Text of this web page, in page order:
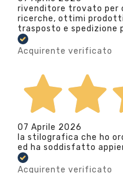
rivenditore trovato per
ricerche, ottimi
trasposto e spedizione
Acquirente verificato
07 Aprile 2026
la stilografica che ho
ed ha soddisfatto
Acquirente verificato